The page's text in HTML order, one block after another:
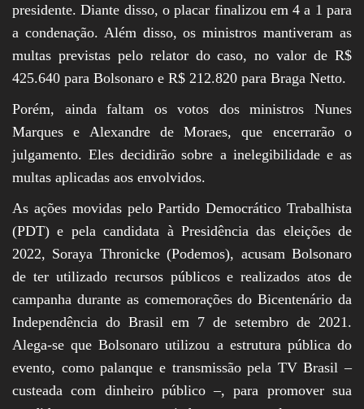
presidente. Diante disso, o placar finalizou em 4 a 1 para
a condenação. Além disso, os ministros mantiveram as
multas previstas pelo relator do caso, no valor de R$
425.640 para Bolsonaro e R$ 212.820 para Braga Netto.
Porém, ainda faltam os votos dos ministros Nunes
Marques e Alexandre de Moraes, que encerrarão o
julgamento. Eles decidirão sobre a inelegibilidade e as
multas aplicadas aos envolvidos.
As ações movidas pelo Partido Democrático Trabalhista
(PDT) e pela candidata à Presidência das eleições de
2022, Soraya Thronicke (Podemos), acusam Bolsonaro
de ter utilizado recursos públicos e realizados atos de
campanha durante as comemorações do Bicentenário da
Independência do Brasil em 7 de setembro de 2021.
Alega-se que Bolsonaro utilizou a estrutura pública do
evento, como palanque e transmissão pela TV Brasil –
custeada com dinheiro público –, para promover sua